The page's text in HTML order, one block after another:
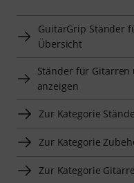
GuitarGrip Ständer
Übersicht
Ständer für Gitarren
anzeigen
Zur Kategorie
Zur Kategorie
Zur Kategorie